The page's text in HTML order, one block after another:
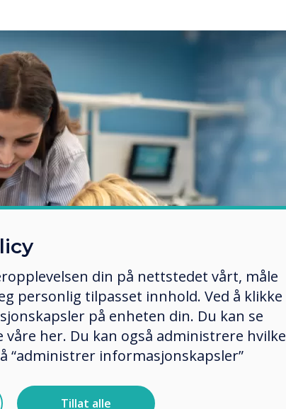
din på nettstedet vårt, måle
personlig tilpasset innhold. Ved å klikke
på enheten din. Du kan se
her. Du kan også administrere hvilke
“administrer informasjonskapsler”
Tillat alle